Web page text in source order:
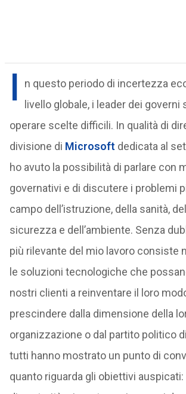
I
n questo periodo di incertezza
livello globale, i leader dei governi
operare scelte difficili. In qualità di
divisione di Microsoft dedicata al
ho avuto la possibilità di parlare con
governativi e di discutere i problemi
campo dell’istruzione, della sanità,
sicurezza e dell’ambiente. Senza
più rilevante del mio lavoro consiste
le soluzioni tecnologiche che
nostri clienti a reinventare il loro
prescindere dalla dimensione della
organizzazione o dal partito politico
tutti hanno mostrato un punto di
quanto riguarda gli obiettivi